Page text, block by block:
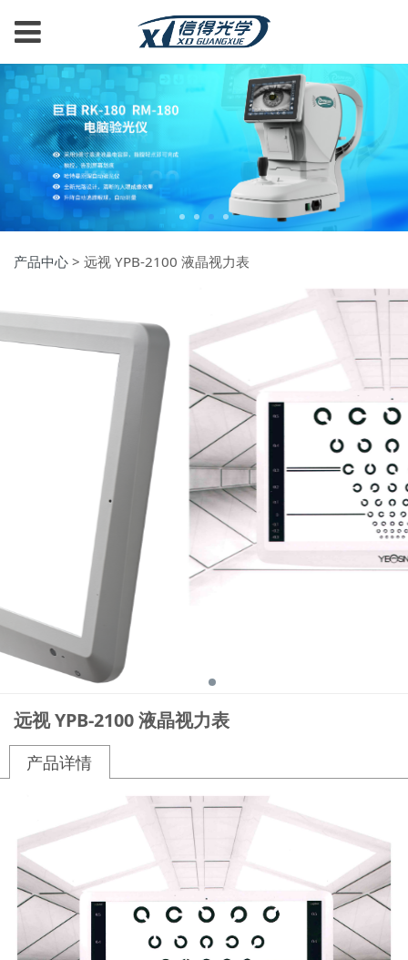
产品中心 >远视 YPB-2100 液晶视力表
远视 YPB-2100 液晶视力表
产品详情